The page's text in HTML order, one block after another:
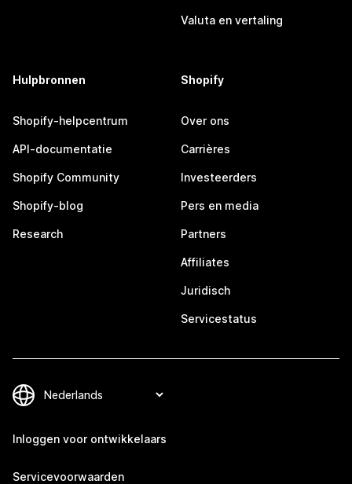
Valuta en vertaling
Hulpbronnen
Shopify-helpcentrum
API-documentatie
Shopify Community
Shopify-blog
Research
Shopify
Over ons
Carrières
Investeerders
Pers en media
Partners
Affiliates
Juridisch
Servicestatus
Inloggen voor ontwikkelaars
Servicevoorwaarden